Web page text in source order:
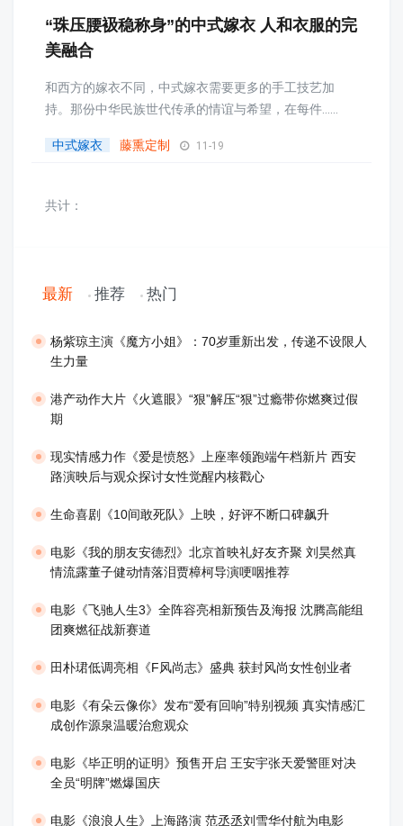
“珠压腰衱稳称身”的中式嫁衣 人和衣服的完
美融合
和西方的嫁衣不同，中式嫁衣需要更多的手工技艺加
持。那份中华民族世代传承的情谊与希望，在每件......
中式嫁衣 藤熏定制 11-19
共计：
最新 推荐 热门
​杨紫琼主演《魔方小姐》：70岁重新出发，传递不设限人
生力量
港产动作大片《火遮眼》“狠”解压“狠”过瘾带你燃爽过假
期
现实情感力作《爱是愤怒》上座率领跑端午档新片 西安
路演映后与观众探讨女性觉醒内核戳心
生命喜剧《10间敢死队》上映，好评不断口碑飙升
​电影《我的朋友安德烈》北京首映礼好友齐聚 刘昊然真
情流露董子健动情落泪贾樟柯导演哽咽推荐
电影《飞驰人生3》全阵容亮相新预告及海报 沈腾高能组
团爽燃征战新赛道
田朴珺低调亮相《F风尚志》盛典 获封风尚女性创业者
电影《有朵云像你》发布“爱有回响”特别视频 真实情感汇
成创作源泉温暖治愈观众
​电影《毕正明的证明》预售开启 王安宇张天爱警匪对决
全员“明牌”燃爆国庆
​电影《浪浪人生》上海路演 范丞丞刘雪华付航为电影